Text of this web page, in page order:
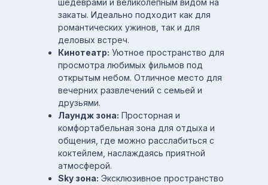
шедеврами и великолепным видом на
закаты. Идеально подходит как для
романтических ужинов, так и для
деловых встреч.
Кинотеатр: Уютное пространство для
просмотра любимых фильмов под
открытым небом. Отличное место для
вечерних развлечений с семьей и
друзьями.
Лаундж зона: Просторная и
комфортабельная зона для отдыха и
общения, где можно расслабиться с
коктейлем, наслаждаясь приятной
атмосферой.
Sky зона: Эксклюзивное пространство